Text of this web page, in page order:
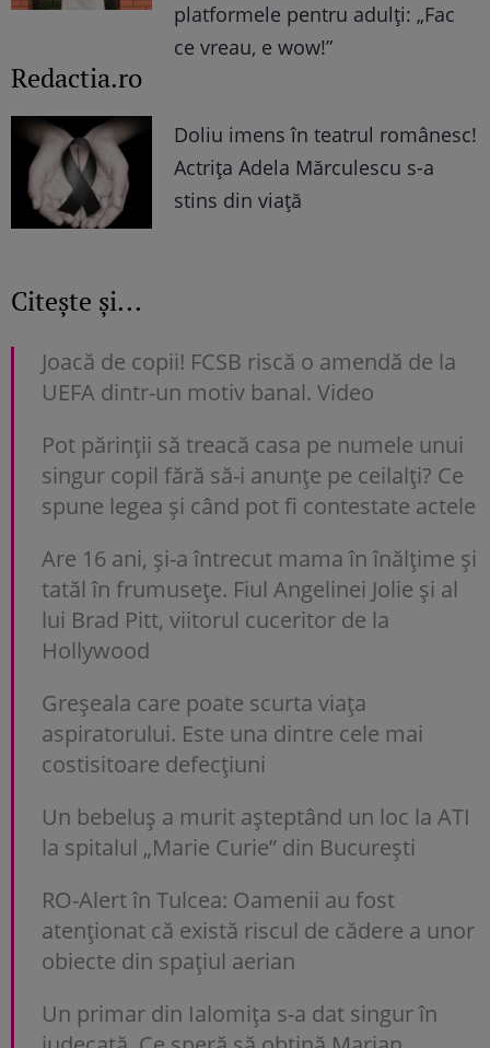
platformele pentru adulți: „Fac
ce vreau, e wow!”
Redactia.ro
Doliu imens în teatrul românesc!
Actrița Adela Mărculescu s-a
stins din viață
Citește și...
Joacă de copii! FCSB riscă o amendă de la
UEFA dintr-un motiv banal. Video
Pot părinții să treacă casa pe numele unui
singur copil fără să-i anunțe pe ceilalți? Ce
spune legea și când pot fi contestate actele
Are 16 ani, și-a întrecut mama în înălțime și
tatăl în frumusețe. Fiul Angelinei Jolie și al
lui Brad Pitt, viitorul cuceritor de la
Hollywood
Greșeala care poate scurta viața
aspiratorului. Este una dintre cele mai
costisitoare defecțiuni
Un bebeluș a murit așteptând un loc la ATI
la spitalul „Marie Curie” din București
RO-Alert în Tulcea: Oamenii au fost
atenționat că există riscul de cădere a unor
obiecte din spațiul aerian
Un primar din Ialomița s-a dat singur în